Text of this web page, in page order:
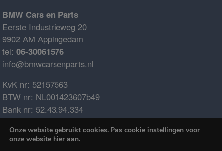
BMW Cars en Parts
Eerste Industrieweg 20
9902 AM Appingedam
tel: 06-30061576
info@bmwcarsenparts.nl
KvK nr: 52157563
BTW nr: NL001423607b49
Bank nr: 52.43.94.334
IBAN: NL68ABNA0524394334
BIC: ABNANL2A
Onze website gebruikt cookies. Pas cookie instellingen voor
onze website hieraan.